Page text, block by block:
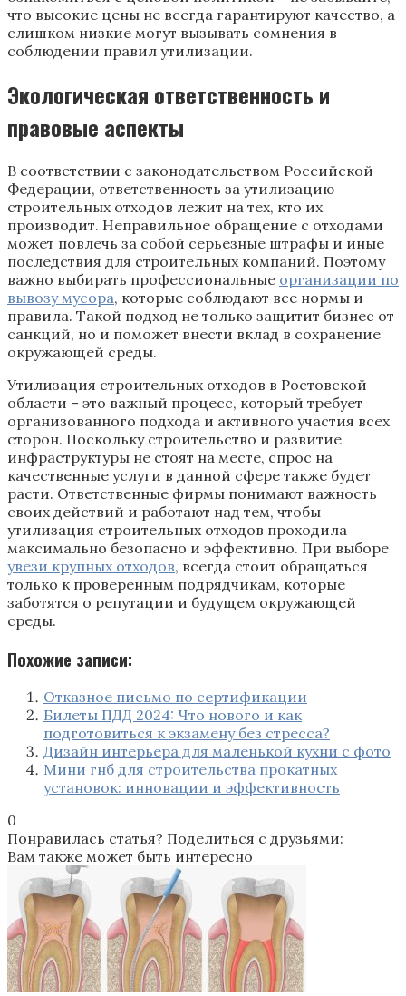
что высокие цены не всегда гарантируют качество, а
слишком низкие могут вызывать сомнения в
соблюдении правил утилизации.
Экологическая ответственность и
правовые аспекты
В соответствии с законодательством Российской
Федерации, ответственность за утилизацию
строительных отходов лежит на тех, кто их
производит. Неправильное обращение с отходами
может повлечь за собой серьезные штрафы и иные
последствия для строительных компаний. Поэтому
важно выбирать профессиональные организации по
вывозу мусора, которые соблюдают все нормы и
правила. Такой подход не только защитит бизнес от
санкций, но и поможет внести вклад в сохранение
окружающей среды.
Утилизация строительных отходов в Ростовской
области – это важный процесс, который требует
организованного подхода и активного участия всех
сторон. Поскольку строительство и развитие
инфраструктуры не стоят на месте, спрос на
качественные услуги в данной сфере также будет
расти. Ответственные фирмы понимают важность
своих действий и работают над тем, чтобы
утилизация строительных отходов проходила
максимально безопасно и эффективно. При выборе
увези крупных отходов, всегда стоит обращаться
только к проверенным подрядчикам, которые
заботятся о репутации и будущем окружающей
среды.
Похожие записи:
Отказное письмо по сертификации
Билеты ПДД 2024: Что нового и как
подготовиться к экзамену без стресса?
Дизайн интерьера для маленькой кухни с фото
Мини гнб для строительства прокатных
установок: инновации и эффективность
0
Понравилась статья? Поделиться с друзьями:
Вам также может быть интересно